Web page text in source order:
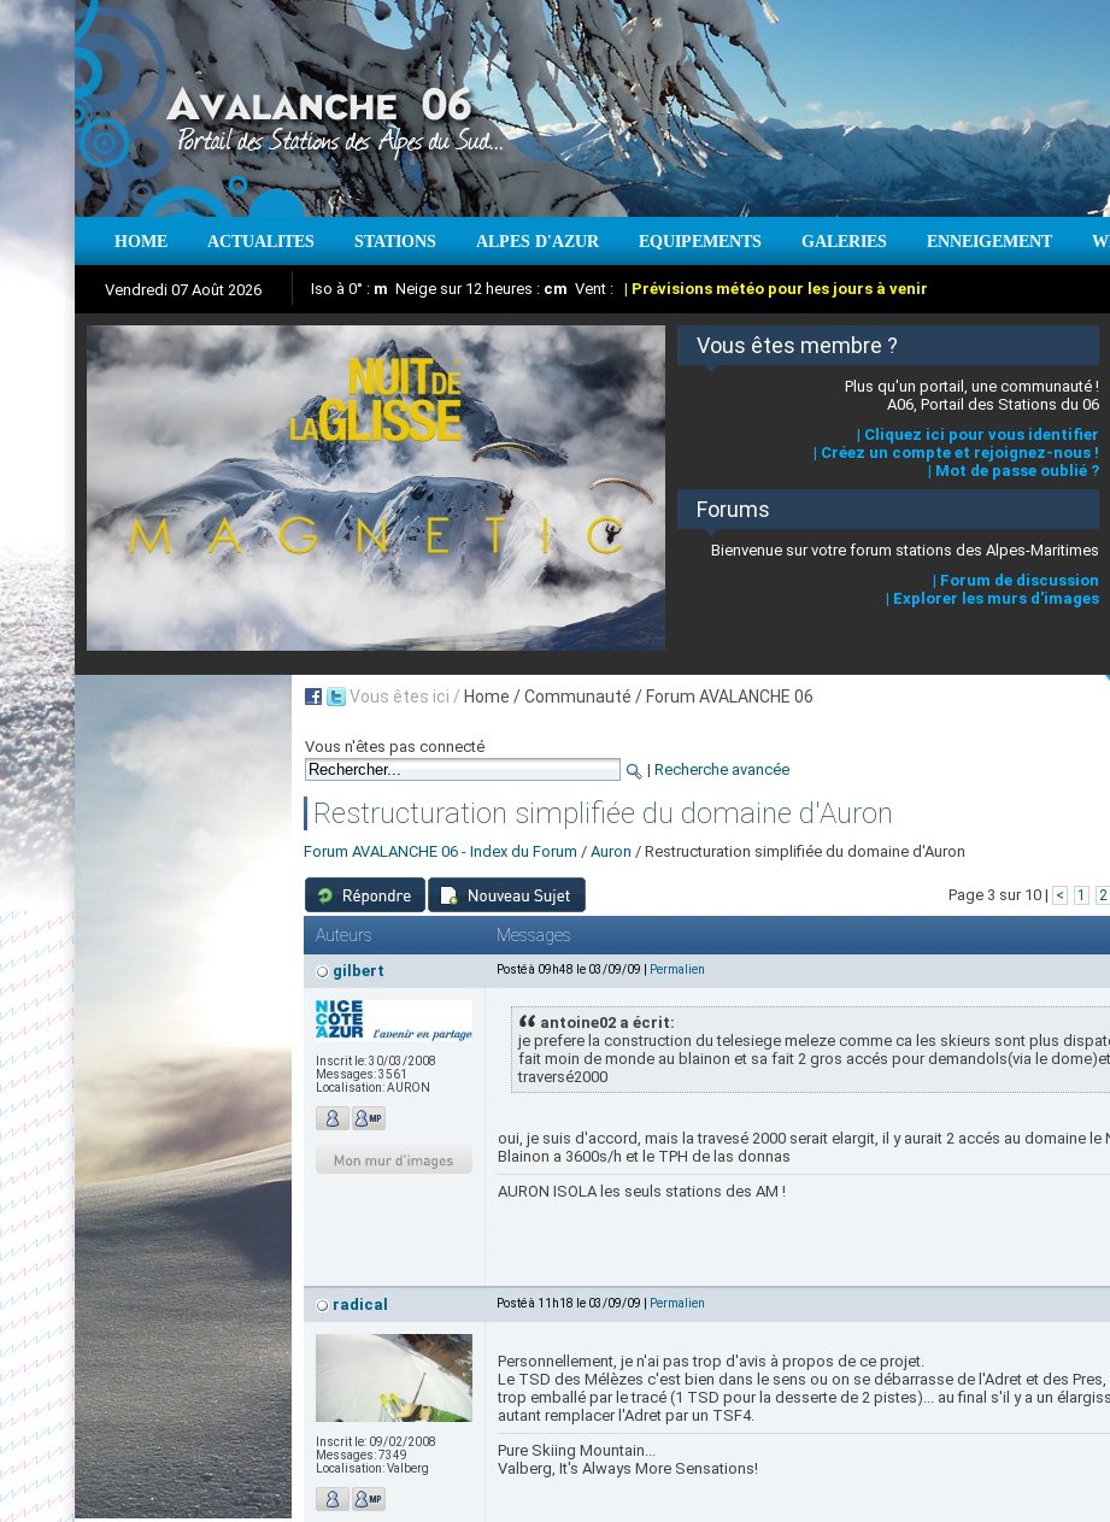
HOME ACTUALITES STATIONS ALPES D'AZUR EQUIPEMENTS GALERIES ENNEIGEMENT
Vendredi 07 Août 2026
Aujourd'hui : T° Min : °C T° Max :°C Prévisions météo pour les jours à venir
Iso à 0° : m Neige sur 12 heures : cm Vent : | Prévisions météo pour les jours à venir
Suivez en direct l'actualité des stations des Alpes-Maritimes
Nuit de la Glisse 2018 Vous êtes membre ?
Plus qu'un portail, une communauté !
A06, Portail des Stations du 06
| Cliquez ici pour vous identifier
| Créez un compte et rejoignez-nous !
| Mot de passe oublié ?
Forums
Bienvenue sur votre forum stations des Alpes-Maritimes
| Forum de discussion
| Explorer les murs d'images
Vous êtes ici / Home / Communauté / Forum AVALANCHE 06
Vous n'êtes pas connecté
| Recherche avancée
Restructuration simplifiée du domaine d'Auron
Forum AVALANCHE 06 - Index du Forum / Auron / Restructuration simplifiée du domaine d'Auron
Page 3 sur 10 | < 1 2
Auteurs Messages
gilbert Posté à 09h48 le 03/09/09 | Permalien
Inscrit le:30/03/2008
Messages:3561
Localisation:AURON
antoine02 a écrit:
je prefere la construction du telesiege meleze comme ca les skieurs sont plus
fait moin de monde au blainon et sa fait 2 gros accés pour demandols(via le
traversé2000
oui, je suis d'accord, mais la travesé 2000 serait elargit, il y aurait 2 accés au domaine le
Blainon a 3600s/h et le TPH de las donnas
AURON ISOLA les seuls stations des AM !
radical Posté à 11h18 le 03/09/09 | Permalien
Inscrit le: 09/02/2008
Messages:7349
Localisation:Valberg
Personnellement, je n'ai pas trop d'avis à propos de ce projet.
Le TSD des Mélèzes c'est bien dans le sens ou on se débarrasse de l'Adret et des
trop emballé par le tracé (1 TSD pour la desserte de 2 pistes)... au final s'il y a un
autant remplacer l'Adret par un TSF4.
Pure Skiing Mountain...
Valberg, It's Always More Sensations!